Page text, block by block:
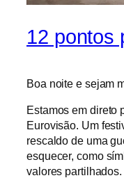
12 pontos
Boa noite e sejam
Estamos em direto
Eurovisão. Um
rescaldo de uma
esquecer, como
valores